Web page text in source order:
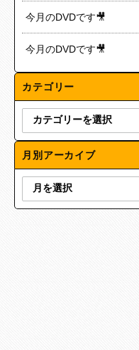
今月のDVDです🎥
今月のDVDです🎥
カテゴリー
月別アーカイブ